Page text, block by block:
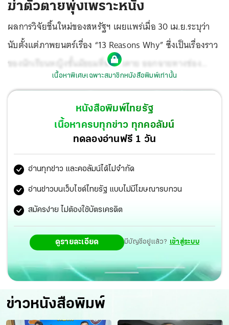
ฆ่าตัวตายพุ่งเพราะหนัง
ผลการวิจัยชิ้นใหม่ของสหรัฐฯ เผยแพร่เมื่อ 30 เม.ย.ระบุว่า
นับตั้งแต่ภาพยนตร์เรื่อง “13 Reasons Why” ซึ่งเป็นเรื่องราว
ของนักเรียนหญิงชั้นมัธยมที่ฆ่าตัวตาย ออกฉายทางช่อง
Netflix ในเดือน มี.ค.2560 อัตราการฆ่าตัวตายในหมู่วัยรุ่น
สหรัฐฯเพิ่มขึ้น โดยหลังออกฉายได้ 9 เดือน สถิติการฆ่าตัว
ตายในหมู่วัยรุ่นอายุ 10-17 ปีเพิ่มขึ้น 195 ราย หรือเกือบ 29%
ทั้งนี้ นักสาธารณสุขและนักการศึกษาเคยเตือนถึงผลกระทบ
ของภาพยนตร์เรื่องนี้ว่าอาจมีอิทธิพลต่อผู้เปราะบางโดย
เฉพาะวัยรุ่น.
เนื้อหาพิเศษเฉพาะสมาชิกหนังสือพิมพ์เท่านั้น
หนังสือพิมพ์ไทยรัฐ
เนื้อหาครบทุกข่าว ทุกคอลัมน์
ทดลองอ่านฟรี 1 วัน
อ่านทุกข่าว และคอลัมน์ได้ไม่จำกัด
อ่านข่าวบนเว็บไซต์ไทยรัฐ แบบไม่มีโฆษณารบกวน
สมัครง่าย ไม่ต้องใช้บัตรเครดิต
ดูรายละเอียด มีบัญชีอยู่แล้ว? เข้าสู่ระบบ
ข่าวหนังสือพิมพ์